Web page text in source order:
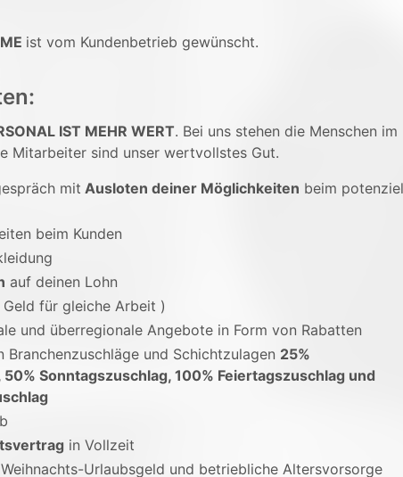
ist vom Kundenbetrieb gewünscht.
IST MEHR WERT. Bei uns stehen die Menschen im
Mitarbeiter sind unser wertvollstes Gut.
mit Ausloten deiner Möglichkeiten beim
beim Kunden
auf deinen Lohn
für gleiche Arbeit )
und überregionale Angebote in Form von Rabatten
Branchenzuschläge und Schichtzulagen 25%
Sonntagszuschlag, 100% Feiertagszuschlag und
in Vollzeit
Urlaubsgeld und betriebliche Altersvorsorge